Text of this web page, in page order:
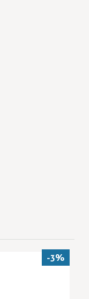
-3%